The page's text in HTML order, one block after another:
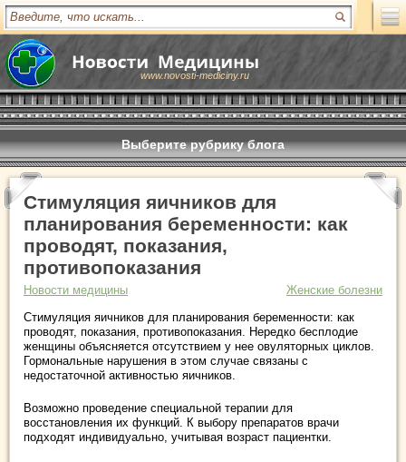
www.novosti-mediciny.ru
Выберите рубрику блога
Стимуляция яичников для
планирования беременности: как
проводят, показания,
противопоказания
Новости медицины
Женские болезни
Стимуляция яичников для планирования беременности: как
проводят, показания, противопоказания. Нередко бесплодие
женщины объясняется отсутствием у нее овуляторных циклов.
Гормональные нарушения в этом случае связаны с
недостаточной активностью яичников.
Возможно проведение специальной терапии для
восстановления их функций. К выбору препаратов врачи
подходят индивидуально, учитывая возраст пациентки.